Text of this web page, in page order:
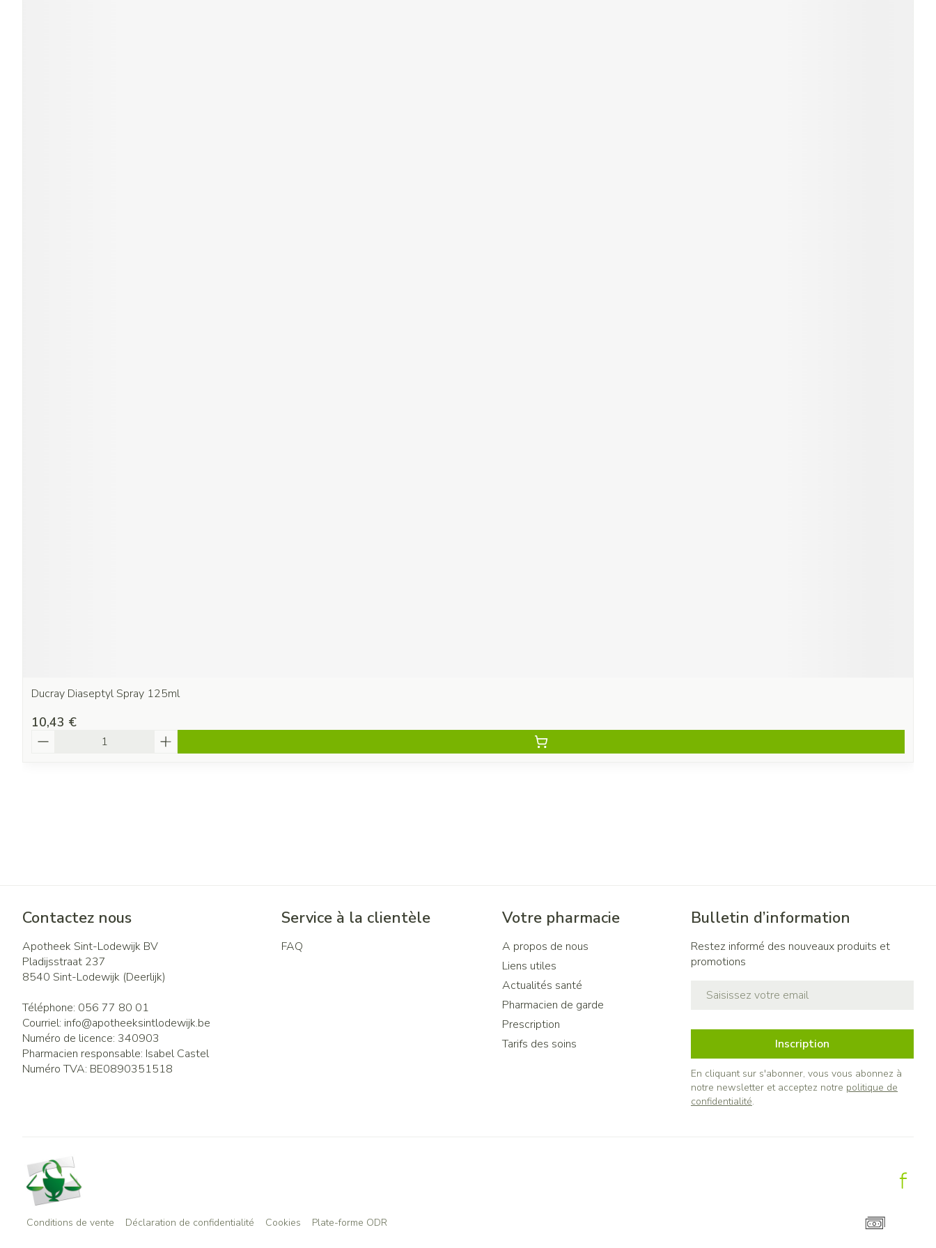
Ducray Diaseptyl Spray 125ml
10,43 €
Contactez nous
Apotheek Sint-Lodewijk BV
Pladijsstraat 237
8540 Sint-Lodewijk (Deerlijk)
Téléphone: 056 77 80 01
Courriel: info@apotheeksintlodewijk.be
Numéro de licence: 340903
Pharmacien responsable: Isabel Castel
Numéro TVA: BE0890351518
Service à la clientèle
FAQ
Votre pharmacie
A propos de nous
Liens utiles
Actualités santé
Pharmacien de garde
Prescription
Tarifs des soins
Bulletin d’information
Restez informé des nouveaux produits et
promotions
Inscription
En cliquant sur s'abonner, vous vous abonnez à
notre newsletter et acceptez notre politique de
confidentialité.
Conditions de vente Déclaration de confidentialité Cookies Plate-forme ODR